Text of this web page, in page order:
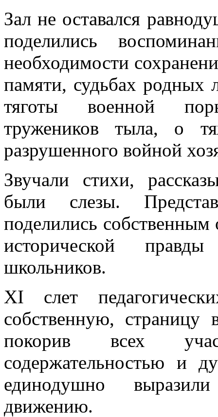
Зал не оставался
поделились
необходимости
памяти, судьбах родных
тяготы военной
тружеников тыла, о
разрушенного войной
Звучали стихи,
были слезы.
поделились
исторической
школьников.
XI слет
собственную, страницу
покорив всех
содержательностью и
единодушно
движению.